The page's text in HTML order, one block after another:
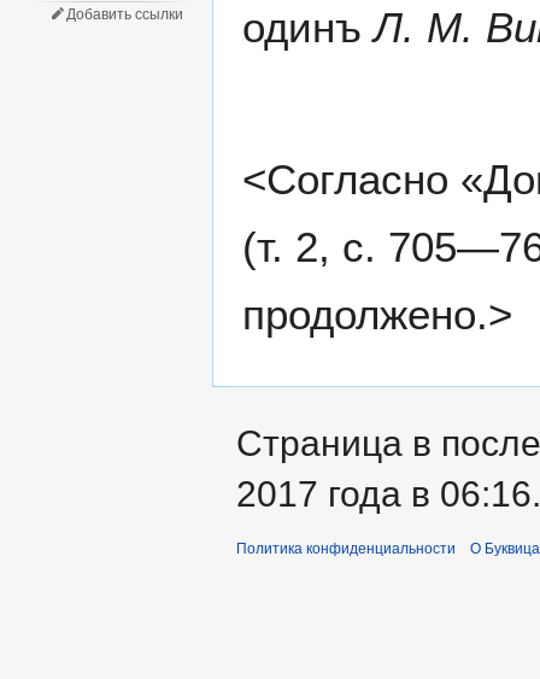
одинъЛ. М.
<Согласно
(т. 2, с.
продолжено.>
Добавить ссылки
Страница в
2017 года в 06:16.
Политика конфиденциальности О Буквица